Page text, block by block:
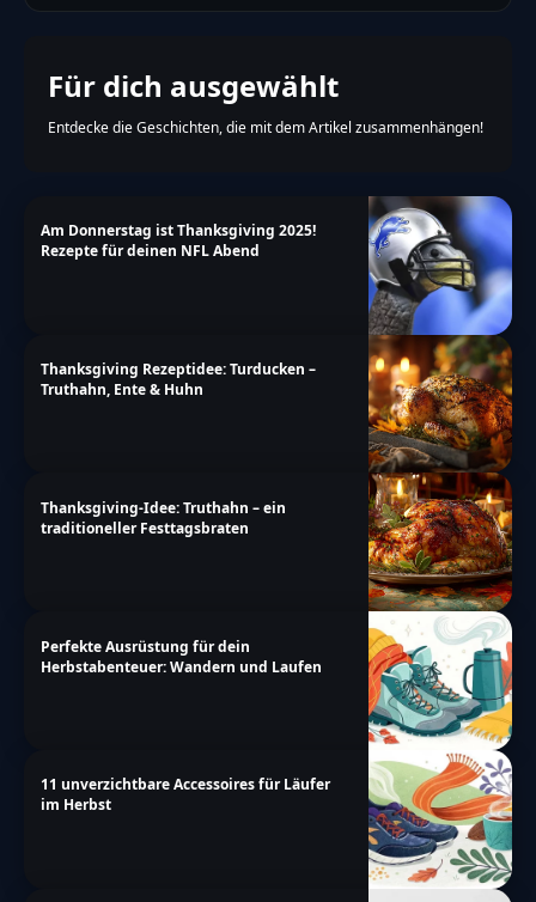
Für dich ausgewählt
Entdecke die Geschichten, die mit dem Artikel zusammenhängen!
Am Donnerstag ist Thanksgiving 2025!
Rezepte für deinen NFL Abend
Thanksgiving Rezeptidee: Turducken –
Truthahn, Ente & Huhn
Thanksgiving-Idee: Truthahn – ein
traditioneller Festtagsbraten
Perfekte Ausrüstung für dein
Herbstabenteuer: Wandern und Laufen
11 unverzichtbare Accessoires für Läufer
im Herbst